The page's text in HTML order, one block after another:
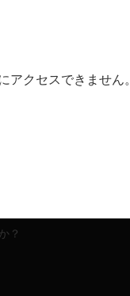
ィ
？
クセスできません。